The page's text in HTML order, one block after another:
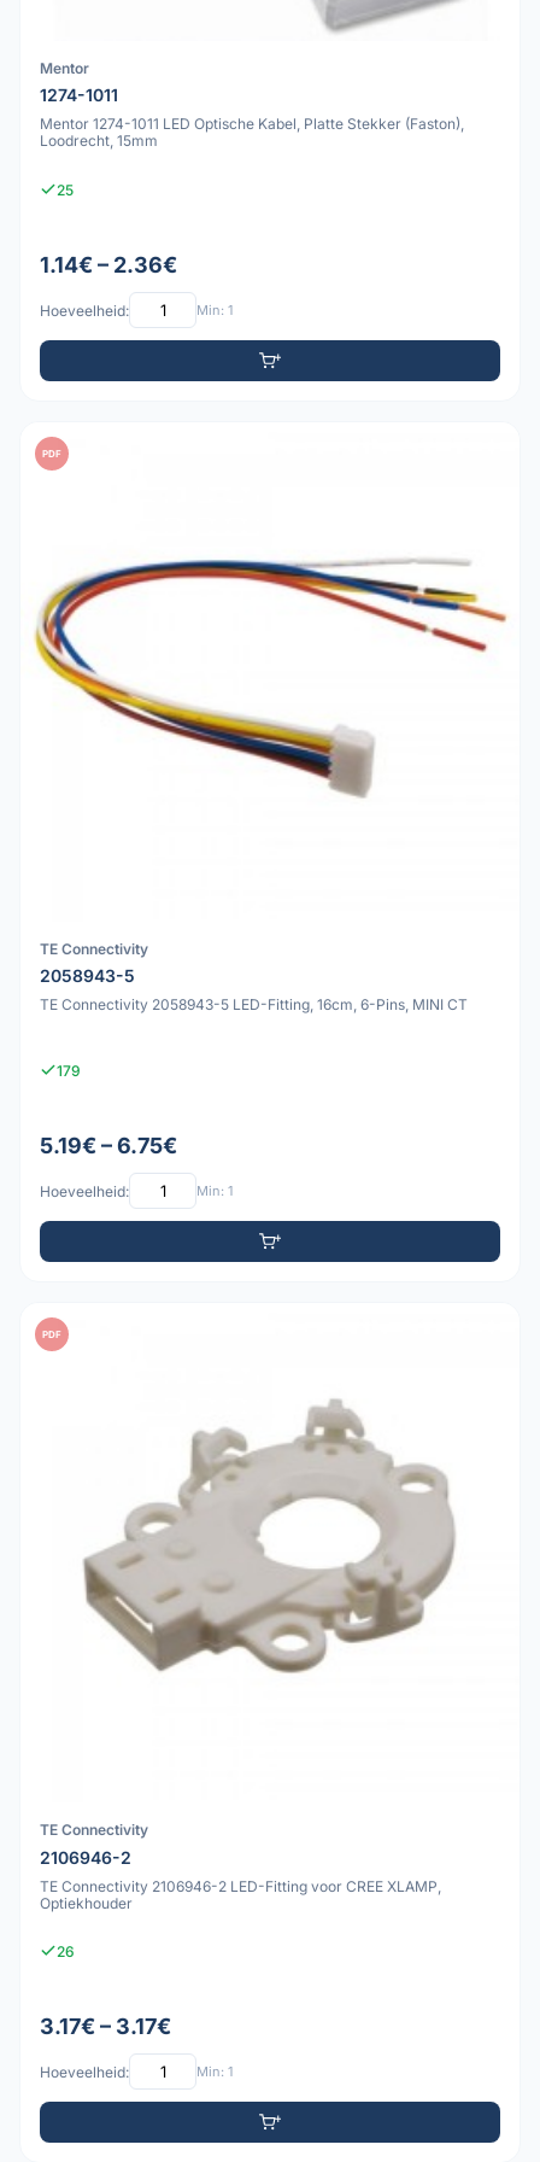
Mentor
1274-1011
Mentor 1274-1011 LED Optische Kabel, Platte Stekker (Faston),
Loodrecht, 15mm
25
1.14€ – 2.36€
Hoeveelheid: Min: 1
PDF
TE Connectivity
2058943-5
TE Connectivity 2058943-5 LED-Fitting, 16cm, 6-Pins, MINI CT
179
5.19€ – 6.75€
Hoeveelheid: Min: 1
PDF
TE Connectivity
2106946-2
TE Connectivity 2106946-2 LED-Fitting voor CREE XLAMP,
Optiekhouder
26
3.17€ – 3.17€
Hoeveelheid: Min: 1